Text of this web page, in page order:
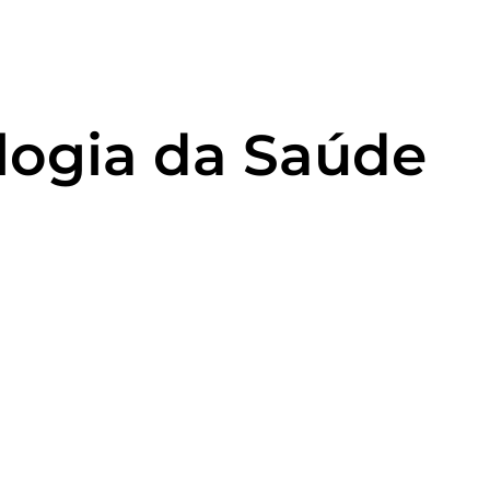
da Saúde